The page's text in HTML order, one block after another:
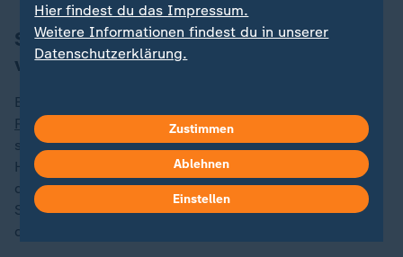
Schneider: Höhe der Prämie noch nicht
vereinbart
Bis Ende 2023 hatte der Bund unter der
Regierung
bereits den Kauf von E-Autos
subventioniert, die Prämie wurde wegen der
Haushaltskrise kurzfristig gestrichen. Zu der nun
diskutierten erneuten Prämie sagte Umweltminister
Schneider, es gebe "noch keine feste Vereinbarung
dazu".
Hier findest du das Impressum.
Weitere Informationen findest du in unserer
Datenschutzerklärung.
Zustimmen
Ablehnen
Einstellen